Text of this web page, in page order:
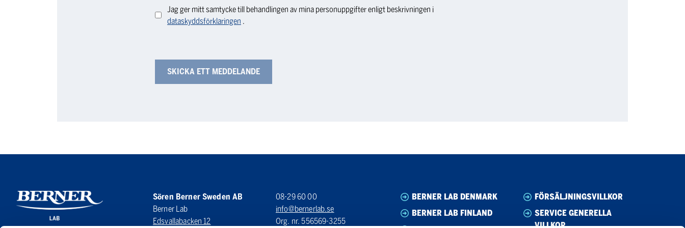
Jag ger mitt samtycke till behandlingen av mina personuppgifter enligt beskrivningen i
dataskyddsförklaringen .
Sören Berner Sweden AB
Berner Lab
Edsvallabacken 12
08-29 60 00
info@bernerlab.se
Org. nr. 556569-3255
BERNER LAB DENMARK
BERNER LAB FINLAND
FÖRSÄLJNINGSVILLKOR
SERVICE GENERELLA
VILLKOR